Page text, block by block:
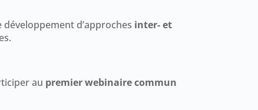
d’approches inter- et
au premier webinaire commun